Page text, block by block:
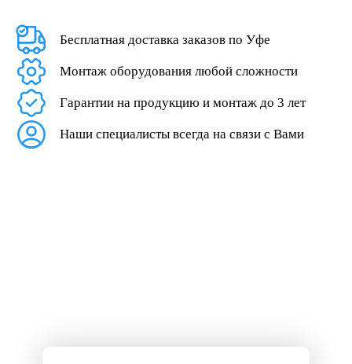
Бесплатная доставка заказов по Уфе
Монтаж оборудования любой сложности
Гарантии на продукцию и монтаж до 3 лет
Наши специалисты всегда на связи с Вами